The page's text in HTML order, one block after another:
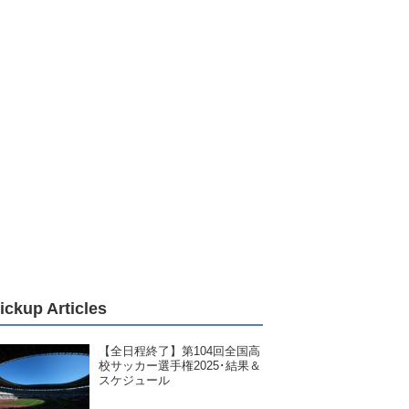
Articles
【全日程終了】第104回全国高
校サッカー選手権2025･結果＆
スケジュール